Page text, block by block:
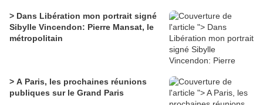
> Dans Libération mon portrait signé
Sibylle Vincendon: Pierre Mansat, le
métropolitain
> A Paris, les prochaines réunions
publiques sur le Grand Paris